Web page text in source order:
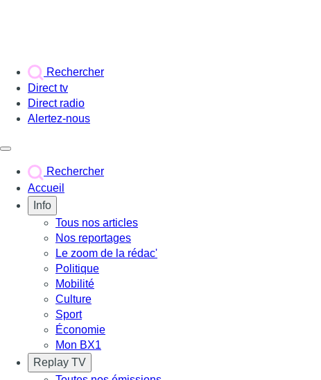
Rechercher
Direct tv
Direct radio
Alertez-nous
Rechercher
Accueil
Info
Tous nos articles
Nos reportages
Le zoom de la rédac'
Politique
Mobilité
Culture
Sport
Économie
Mon BX1
Replay TV